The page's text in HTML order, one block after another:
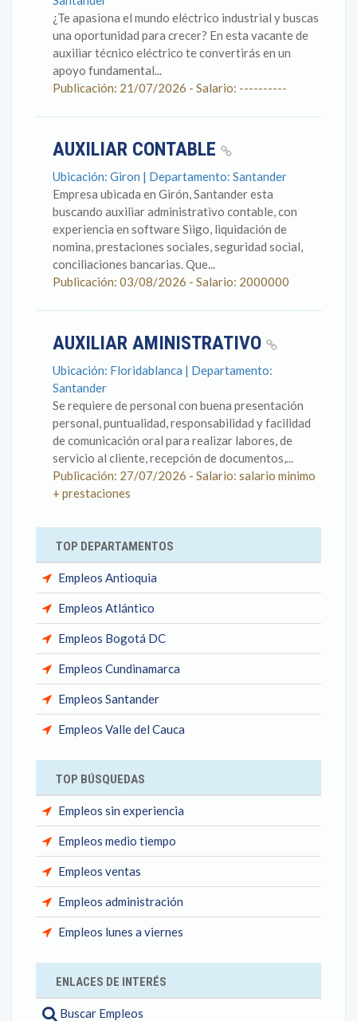
¿Te apasiona el mundo eléctrico industrial y buscas
una oportunidad para crecer? En esta vacante de
auxiliar técnico eléctrico te convertirás en un
apoyo fundamental...
Publicación: 21/07/2026 - Salario: ----------
AUXILIAR CONTABLE
Ubicación: Giron | Departamento: Santander
Empresa ubicada en Girón, Santander esta
buscando auxiliar administrativo contable, con
experiencia en software Siigo, liquidación de
nomina, prestaciones sociales, seguridad social,
conciliaciones bancarias. Que...
Publicación: 03/08/2026 - Salario: 2000000
AUXILIAR AMINISTRATIVO
Ubicación: Floridablanca | Departamento:
Santander
Se requiere de personal con buena presentación
personal, puntualidad, responsabilidad y facilidad
de comunicación oral para realizar labores, de
servicio al cliente, recepción de documentos,...
Publicación: 27/07/2026 - Salario: salario minimo
+ prestaciones
TOP DEPARTAMENTOS
Empleos Antioquia
Empleos Atlántico
Empleos Bogotá DC
Empleos Cundinamarca
Empleos Santander
Empleos Valle del Cauca
TOP BÚSQUEDAS
Empleos sin experiencia
Empleos medio tiempo
Empleos ventas
Empleos administración
Empleos lunes a viernes
ENLACES DE INTERÉS
Buscar Empleos